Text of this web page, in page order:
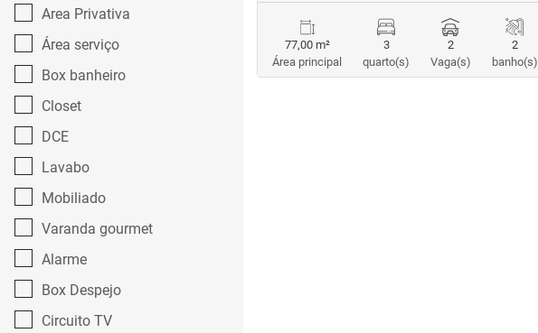
Area Privativa
Área serviço
Box banheiro
Closet
DCE
Lavabo
Mobiliado
Varanda gourmet
Alarme
Box Despejo
Circuito TV
77,00 m²
Área principal
3
quarto(s)
2
Vaga(s)
2
banho(s)